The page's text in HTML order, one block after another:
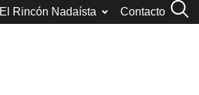
El Rincón Nadaísta Contacto